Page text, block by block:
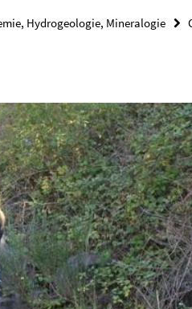
Hydrogeologie, Mineralogie